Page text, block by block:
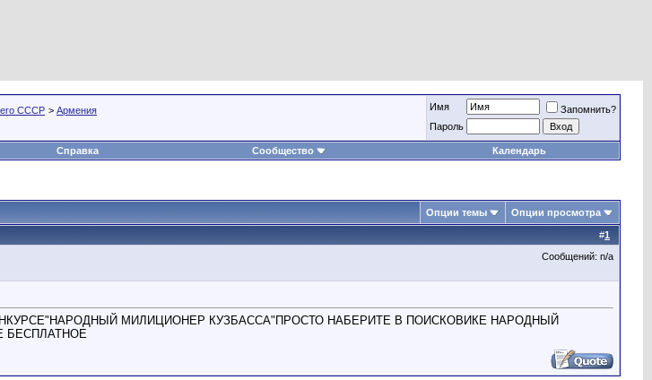
СССР > Армения Имя
Запомнить?
Пароль
Справка Сообщество Календарь
Опции темы Опции просмотра
#1
Сообщений: n/a
МИЛИЦИОНЕР КУЗБАССА"ПРОСТО НАБЕРИТЕ В ПОИСКОВИКЕ НАРОДНЫЙ
БЕСПЛАТНОЕ